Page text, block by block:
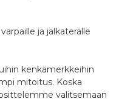
ja jalkaterälle
kenkämerkkeihin
mitoitus. Koska
valitsemaan